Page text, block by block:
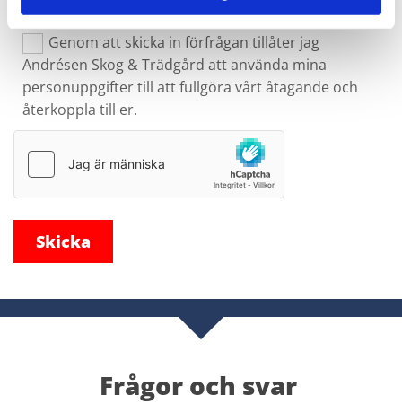
Genom att skicka in förfrågan tillåter jag
Andrésen Skog & Trädgård att använda mina
personuppgifter till att fullgöra vårt åtagande och
återkoppla till er.
Frågor och svar